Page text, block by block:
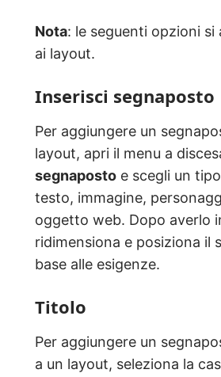
Nota: le seguenti opzioni si
ai layout.
Inserisci segnaposto
Per aggiungere un
layout, apri il menu a
segnaposto e scegli un
testo, immagine,
oggetto web. Dopo averlo
ridimensiona e posiziona il
base alle esigenze.
Titolo
Per aggiungere un
a un layout, seleziona la